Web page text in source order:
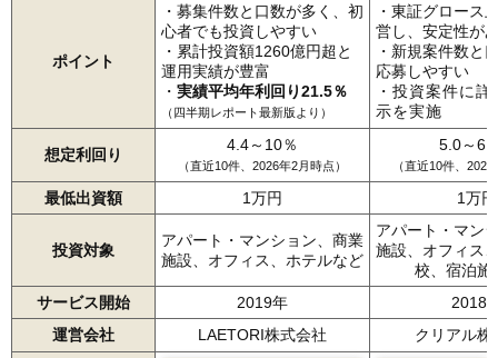
ポイント
・募集件数と口数が多く、初
心者でも投資しやすい
・累計投資額1260億円超と
運用実績が豊富
・ 実績平均年利回り21.5％
（四半期レポート最新版より）
・東証グロース
営し、安定性が
・新規案件数と
応募しやすい
・投資案件に
示を実施
想定利回り
4.4～10％
（直近10件、2026年2月時点）
5.0～
（直近10件、
最低出資額 1万円 1万円
投資対象
アパート・マンション、商業
施設、オフィス、ホテルなど
アパート・マン
施設、オフィス
校、宿泊施
サービス開始
2019年
2018
運営会社
LAETORI株式会社 クリアル株